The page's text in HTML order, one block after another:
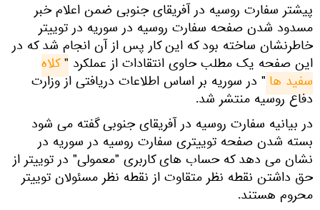
پیشتر سفارت روسیه در آفریقای جنوبی ضمن اعلام خبر
مسدود شدن صفحه سفارت روسیه در سوریه در توییتر
خاطرنشان ساخته بود که این کار پس از آن انجام شد که در
این صفحه یک مطلب حاوی انتقادات از عملکرد "
سفید ها " در سوریه بر اساس اطلاعات دریافتی از وزارت
دفاع روسیه منتشر شد.
در بیانیه سفارت روسیه در آفریقای جنوبی گفته می شود
بسته شدن صفحه توییتری سفارت روسیه در سوریه در
نشان می دهد که حساب های کاربری "معمولی" در توییتر از
حق داشتن نقطه نظر متقاوت از نقطه نظر مسئولان توییتر
محروم هستند.